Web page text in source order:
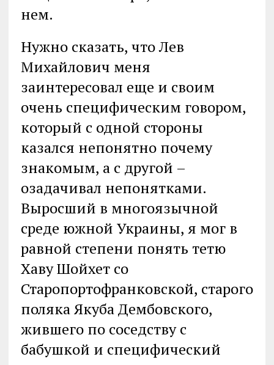
нем.
Нужно сказать, что Лев
Михайлович меня
заинтересовал еще и своим
очень специфическим говором,
который с одной стороны
казался непонятно почему
знакомым, а с другой –
озадачивал непонятками.
Выросший в многоязычной
среде южной Украины, я мог в
равной степени понять тетю
Хаву Шойхет со
Старопортофранковской, старого
поляка Якуба Дембовского,
жившего по соседству с
бабушкой и специфический